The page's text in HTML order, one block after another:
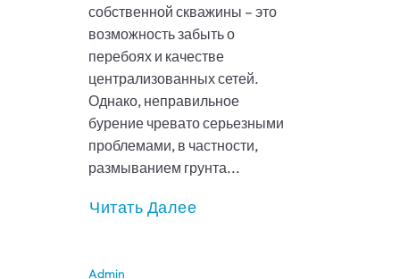
собственной скважины – это
возможность забыть о
перебоях и качестве
централизованных сетей.
Однако, неправильное
бурение чревато серьезными
проблемами, в частности,
размыванием грунта...
Читать Далее
Admin